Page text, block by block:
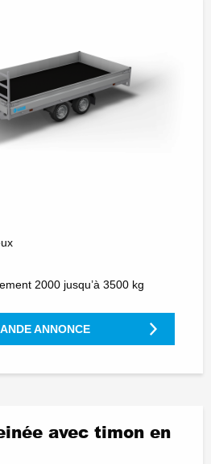
2000 jusqu’à 3500 kg
ANNONCE
avec timon en